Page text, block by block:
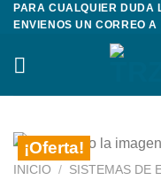
Saltar
contenido
PARA CUALQUIER DUDA
ENVIENOS UN CORREO A
¡Oferta!
INICIO / SISTEMAS DE